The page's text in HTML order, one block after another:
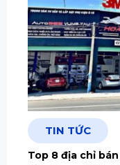
TIN TỨC
Top 8 địa chỉ